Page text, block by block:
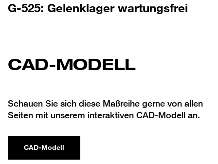
G-525: Gelenklager wartungsfrei
CAD-MODELL
Schauen Sie sich diese Maßreihe gerne von allen
Seiten mit unserem interaktiven CAD-Modell an.
CAD-Modell